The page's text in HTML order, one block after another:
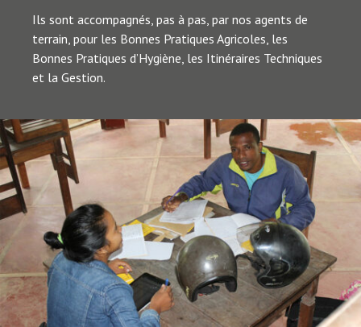
Ils sont accompagnés, pas à pas, par nos agents de
terrain, pour les Bonnes Pratiques Agricoles, les
Bonnes Pratiques d’Hygiène, les Itinéraires Techniques
et la Gestion.